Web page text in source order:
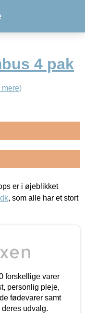
4 pak
er i øjeblikket
, som alle har et stort
forskellige varer
personlig pleje,
fødevarer samt
udvalg.